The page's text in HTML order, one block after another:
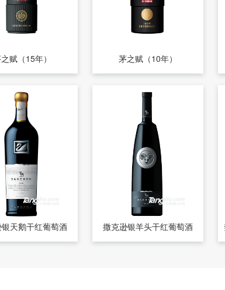
赋（15年） 茅之赋（10年）
天鹅干红葡萄酒 撒克逊银羊头干红葡萄酒